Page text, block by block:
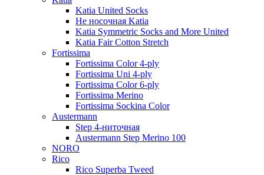
Katia United Socks
Не носочная Katia
Katia Symmetric Socks and More United
Katia Fair Cotton Stretch
Fortissima
Fortissima Color 4-ply
Fortissima Uni 4-ply
Fortissima Color 6-ply
Fortissima Merino
Fortissima Sockina Color
Austermann
Step 4-ниточная
Austermann Step Merino 100
NORO
Rico
Rico Superba Tweed